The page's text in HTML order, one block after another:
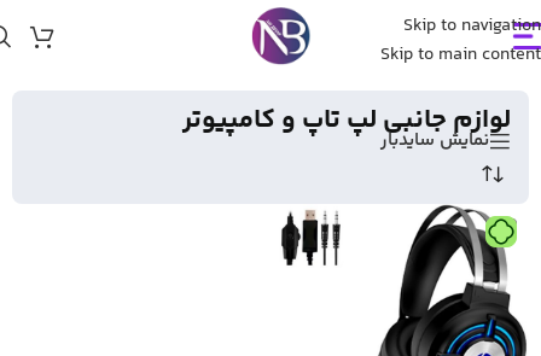
Skip to navigation
Skip to main content
خانه/لوازم جانبی لپ تاپ و کامپیوتر
لوازم جانبی لپ تاپ و کامپیوتر
نمایش سایدبار
تومان